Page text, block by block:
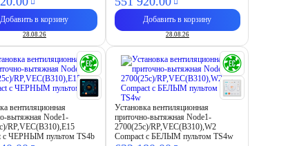
Добавить в корзину
28.08.26
Добавить в корзину
28.08.26
вентиляционная
вытяжная Node1-
RP,VEC(B310),E15
с ЧЕРНЫМ пультом TS4b
Установка вентиляционная
приточно-вытяжная Node1-
2700(25c)/RP,VEC(B310),W2
Compact с БЕЛЫМ пультом TS4w